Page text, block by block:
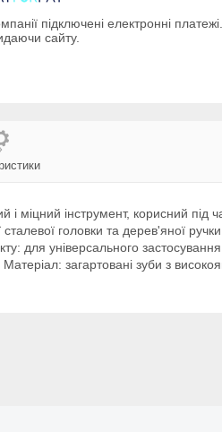
підключені електронні
сайту.
інструмент, корисний під
головки та дерев'яної
універсального застосування,
загартовані зуби з